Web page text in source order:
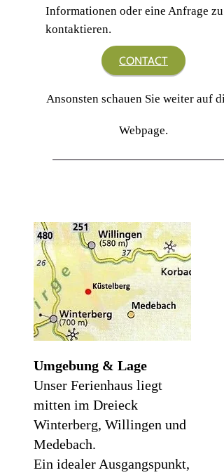
Informationen oder eine Anfrage zu
kontaktieren.
CONTACT
Ansonsten schauen Sie weiter auf
Webpage.
Umgebung & Lage
Unser Ferienhaus liegt
mitten im Dreieck
Winterberg, Willingen und
Medebach.
Ein idealer Ausgangspunkt,